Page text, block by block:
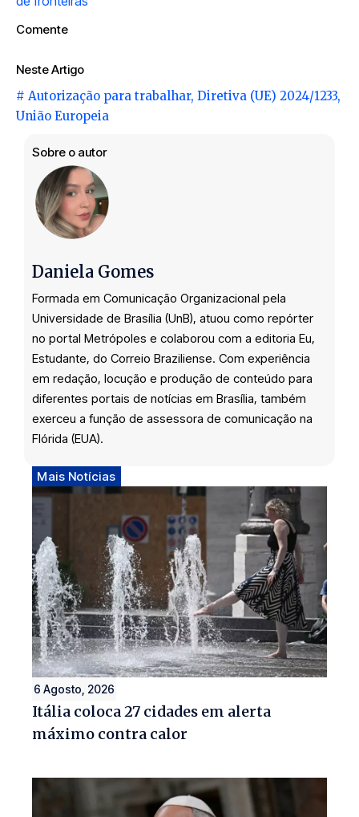
Comente
Neste Artigo
# Autorização para trabalhar, Diretiva (UE) 2024/1233,
União Europeia
Sobre o autor
Daniela Gomes
Formada em Comunicação Organizacional pela
Universidade de Brasília (UnB), atuou como repórter
no portal Metrópoles e colaborou com a editoria Eu,
Estudante, do Correio Braziliense. Com experiência
em redação, locução e produção de conteúdo para
diferentes portais de notícias em Brasília, também
exerceu a função de assessora de comunicação na
Flórida (EUA).
Mais Notícias
6 Agosto, 2026
Itália coloca 27 cidades em alerta
máximo contra calor